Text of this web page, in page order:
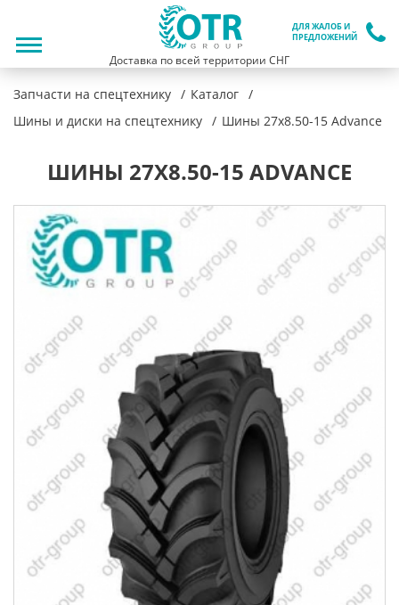
ДЛЯ ЖАЛОБ И
ПРЕДЛОЖЕНИЙ
Доставка по всей территории СНГ
Запчасти на спецтехнику
Каталог
Шины и диски на спецтехнику
Шины 27x8.50-15 Advance
ШИНЫ 27X8.50-15 ADVANCE